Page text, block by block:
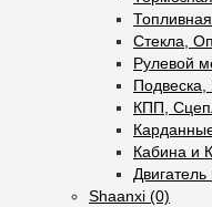
Стекла,
Рулевой
КПП,
Кабина и
Двигатель
Shaanxi (0)